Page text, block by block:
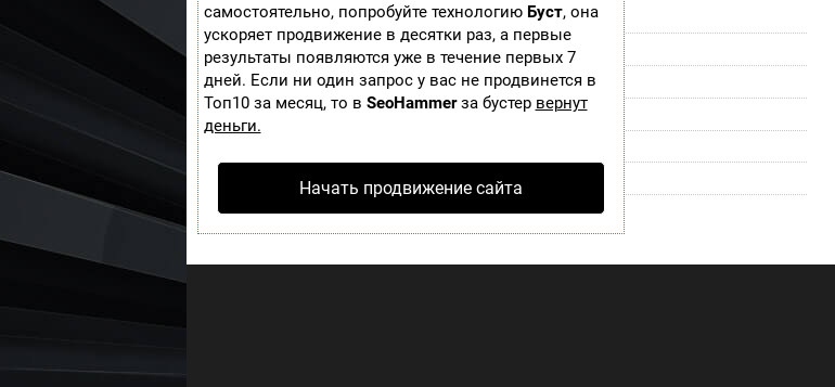
самостоятельно, попробуйте технологию Буст, она
ускоряет продвижение в десятки раз, а первые
результаты появляются уже в течение первых 7
дней. Если ни один запрос у вас не продвинется в
Топ10 за месяц, то в SeoHammerза бустер вернут
деньги.
Начать продвижение сайта
Жанр: Квесты
Дата выхода: 4 августа 2011
Разработчик: ZeptoLab
Смотрящий?: Стать смотрящим